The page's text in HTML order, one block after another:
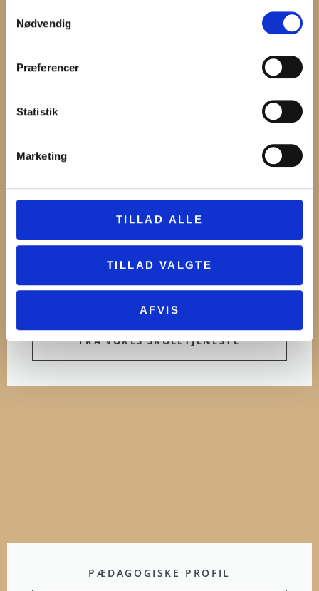
Nødvendig
Præferencer
Statistik
Marketing
TILLAD ALLE
TILLAD VALGTE
AFVIS
LÆS MERE OM, HVAD KULTURBUSSEN
ER OG HVORDAN DEN BOOKES
NYHEDER
HER KAN DU LÆSE ALLE NYHEDER
FRA VORES SKOLETJENESTE
PÆDAGOGISKE PROFIL